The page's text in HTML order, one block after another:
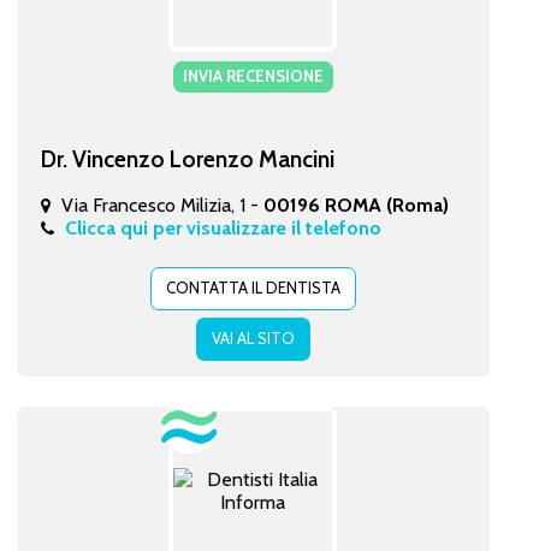
INVIA RECENSIONE
Dr. Vincenzo Lorenzo Mancini
Via Francesco Milizia, 1 - 00196 ROMA (Roma)
Clicca qui per visualizzare il telefono
CONTATTA IL DENTISTA
VAI AL SITO